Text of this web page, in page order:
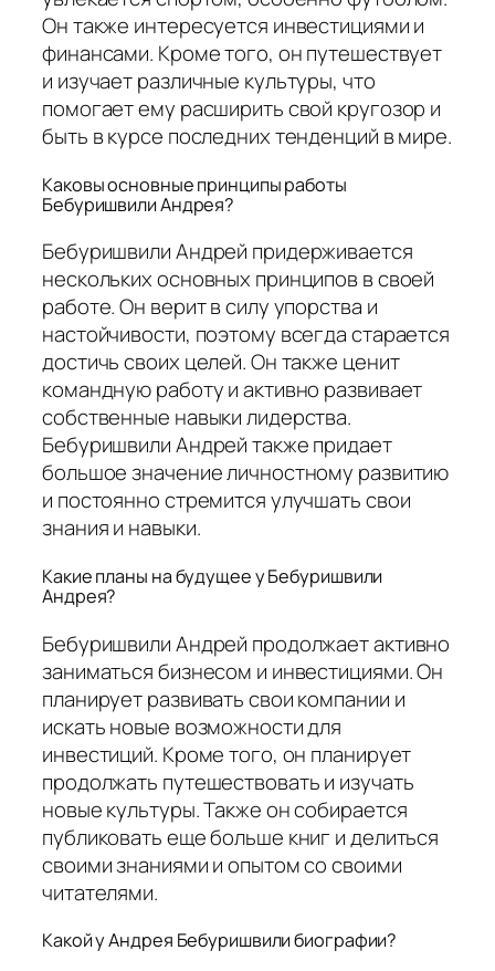
Он также интересуется инвестициями и
финансами. Кроме того, он путешествует
и изучает различные культуры, что
помогает ему расширить свой кругозор и
быть в курсе последних тенденций в мире.
Каковы основные принципы работы
Бебуришвили Андрея?
Бебуришвили Андрей придерживается
нескольких основных принципов в своей
работе. Он верит в силу упорства и
настойчивости, поэтому всегда старается
достичь своих целей. Он также ценит
командную работу и активно развивает
собственные навыки лидерства.
Бебуришвили Андрей также придает
большое значение личностному развитию
и постоянно стремится улучшать свои
знания и навыки.
Какие планы на будущее у Бебуришвили
Андрея?
Бебуришвили Андрей продолжает активно
заниматься бизнесом и инвестициями. Он
планирует развивать свои компании и
искать новые возможности для
инвестиций. Кроме того, он планирует
продолжать путешествовать и изучать
новые культуры. Также он собирается
публиковать еще больше книг и делиться
своими знаниями и опытом со своими
читателями.
Какой у Андрея Бебуришвили биографии?